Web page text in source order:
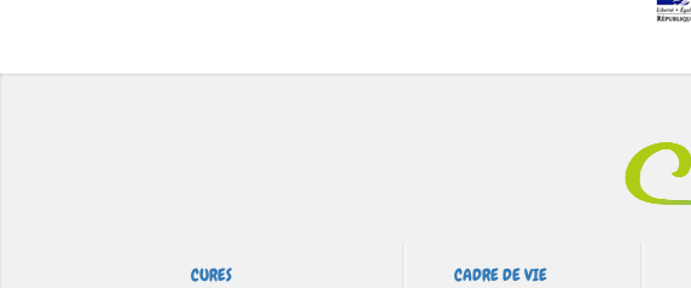
CURES CADRE DE VIE